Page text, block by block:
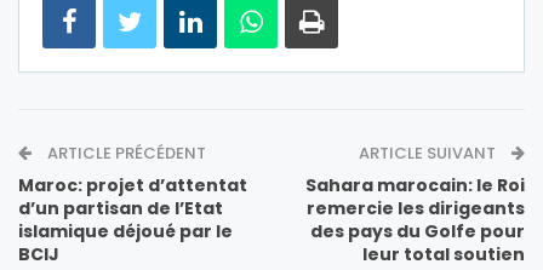
ARTICLE PRÉCÉDENT
Maroc: projet d’attentat
d’un partisan de l’Etat
islamique déjoué par le
BCIJ
ARTICLE SUIVANT
Sahara marocain: le Roi
remercie les dirigeants
des pays du Golfe pour
leur total soutien